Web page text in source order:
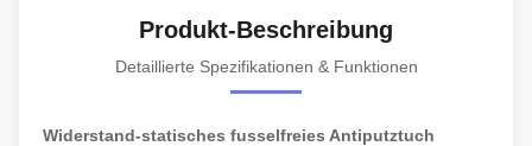
Produkt-Beschreibung
Detaillierte Spezifikationen & Funktionen
Widerstand-statisches fusselfreies Antiputztuch